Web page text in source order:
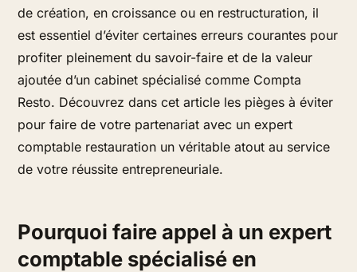
de création, en croissance ou en restructuration, il
est essentiel d’éviter certaines erreurs courantes pour
profiter pleinement du savoir-faire et de la valeur
ajoutée d’un cabinet spécialisé comme Compta
Resto. Découvrez dans cet article les pièges à éviter
pour faire de votre partenariat avec un expert
comptable restauration un véritable atout au service
de votre réussite entrepreneuriale.
Pourquoi faire appel à un expert
comptable spécialisé en